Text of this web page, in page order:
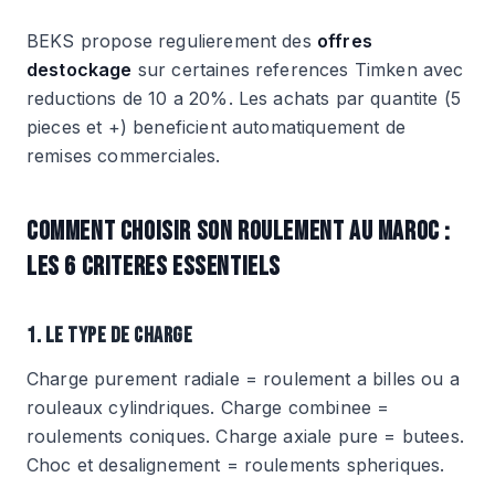
BEKS propose regulierement des offres
destockage sur certaines references Timken avec
reductions de 10 a 20%. Les achats par quantite (5
pieces et +) beneficient automatiquement de
remises commerciales.
COMMENT CHOISIR SON ROULEMENT AU MAROC :
LES 6 CRITERES ESSENTIELS
1. LE TYPE DE CHARGE
Charge purement radiale = roulement a billes ou a
rouleaux cylindriques. Charge combinee =
roulements coniques. Charge axiale pure = butees.
Choc et desalignement = roulements spheriques.